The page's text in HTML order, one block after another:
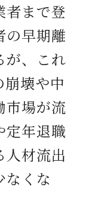
者まで登
の早期離
が、これ
壊や中
市場が流
定年退職
人材流出
なくな